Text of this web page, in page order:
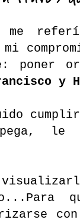
me
poner
y
le
con